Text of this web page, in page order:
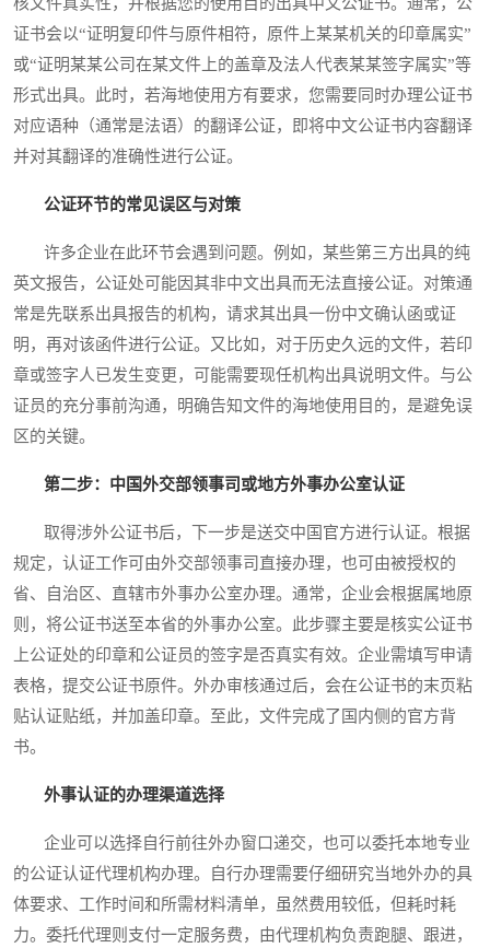
证书会以“证明复印件与原件相符，原件上某某机关的印章属实”
或“证明某某公司在某文件上的盖章及法人代表某某签字属实”等
形式出具。此时，若海地使用方有要求，您需要同时办理公证书
对应语种（通常是法语）的翻译公证，即将中文公证书内容翻译
并对其翻译的准确性进行公证。
公证环节的常见误区与对策
许多企业在此环节会遇到问题。例如，某些第三方出具的纯
英文报告，公证处可能因其非中文出具而无法直接公证。对策通
常是先联系出具报告的机构，请求其出具一份中文确认函或证
明，再对该函件进行公证。又比如，对于历史久远的文件，若印
章或签字人已发生变更，可能需要现任机构出具说明文件。与公
证员的充分事前沟通，明确告知文件的海地使用目的，是避免误
区的关键。
第二步：中国外交部领事司或地方外事办公室认证
取得涉外公证书后，下一步是送交中国官方进行认证。根据
规定，认证工作可由外交部领事司直接办理，也可由被授权的
省、自治区、直辖市外事办公室办理。通常，企业会根据属地原
则，将公证书送至本省的外事办公室。此步骤主要是核实公证书
上公证处的印章和公证员的签字是否真实有效。企业需填写申请
表格，提交公证书原件。外办审核通过后，会在公证书的末页粘
贴认证贴纸，并加盖印章。至此，文件完成了国内侧的官方背
书。
外事认证的办理渠道选择
企业可以选择自行前往外办窗口递交，也可以委托本地专业
的公证认证代理机构办理。自行办理需要仔细研究当地外办的具
体要求、工作时间和所需材料清单，虽然费用较低，但耗时耗
力。委托代理则支付一定服务费，由代理机构负责跑腿、跟进，